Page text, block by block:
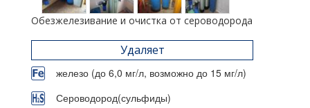
Обезжелезивание и очистка от сероводорода
Удаляет
железо (до 6,0 мг/л, возможно до 15 мг/л)
Сероводород(сульфиды)